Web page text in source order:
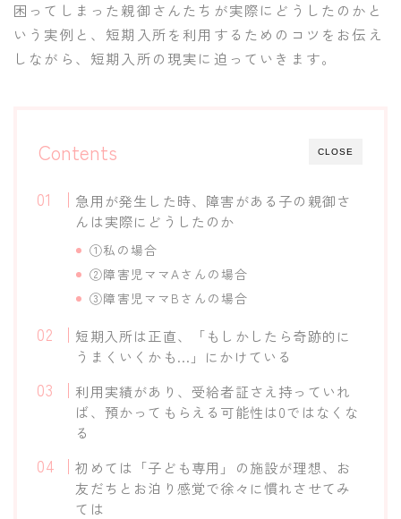
困ってしまった親御さんたちが実際にどうしたのかと
いう実例と、短期入所を利用するためのコツをお伝え
しながら、短期入所の現実に迫っていきます。
CLOSE
Contents
急用が発生した時、障害がある子の親御さ
んは実際にどうしたのか
①私の場合
②障害児ママAさんの場合
③障害児ママBさんの場合
短期入所は正直、「もしかしたら奇跡的に
うまくいくかも…」にかけている
利用実績があり、受給者証さえ持っていれ
ば、預かってもらえる可能性は0ではなくな
る
初めては「子ども専用」の施設が理想、お
友だちとお泊り感覚で徐々に慣れさせてみ
ては